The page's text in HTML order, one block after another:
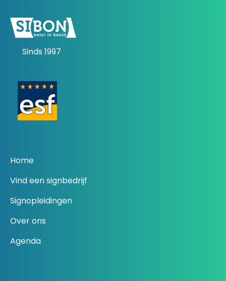
Sinds 1997
Home
Vind een signbedrijf
Signopleidingen
Over ons
Agenda